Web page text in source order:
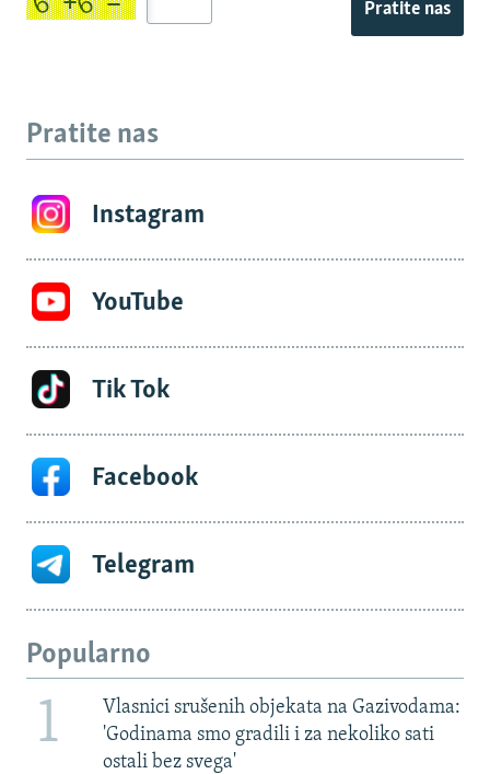
Pratite nas
Pratite nas
Instagram
YouTube
Tik Tok
Facebook
Telegram
Popularno
1
Vlasnici srušenih objekata na Gazivodama:
'Godinama smo gradili i za nekoliko sati
ostali bez svega'